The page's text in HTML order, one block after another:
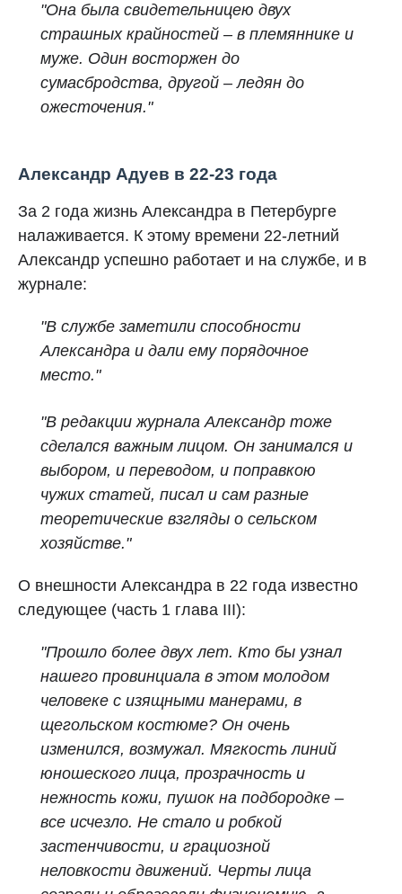
"Она была свидетельницею двух
страшных крайностей – в племяннике и
муже. Один восторжен до
сумасбродства, другой – ледян до
ожесточения."
Александр Адуев в 22-23 года
За 2 года жизнь Александра в Петербурге
налаживается. К этому времени 22-летний
Александр успешно работает и на службе, и в
журнале:
"В службе заметили способности
Александра и дали ему порядочное
место."
"В редакции журнала Александр тоже
сделался важным лицом. Он занимался и
выбором, и переводом, и поправкою
чужих статей, писал и сам разные
теоретические взгляды о сельском
хозяйстве."
О внешности Александра в 22 года известно
следующее (часть 1 глава III):
"Прошло более двух лет. Кто бы узнал
нашего провинциала в этом молодом
человеке с изящными манерами, в
щегольском костюме? Он очень
изменился, возмужал. Мягкость линий
юношеского лица, прозрачность и
нежность кожи, пушок на подбородке –
все исчезло. Не стало и робкой
застенчивости, и грациозной
неловкости движений. Черты лица